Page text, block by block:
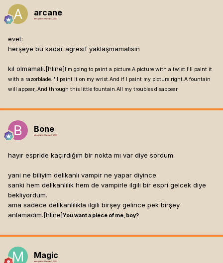
arcane
Mesaj tarihi: Haziran 3, 2003
evet:
herşeye bu kadar agresif yaklaşmamalısın
kıl olmamalı.[hline] I'm going to paint a picture.A picture with a twist.I'll paint it
with a razorblade.I'll paint it on my wrist.And if I paint my picture right.A fountain
will appear,.And through this little fountain.All my troubles disappear.
Bone
Mesaj tarihi: Haziran 3, 2003
hayır espride kaçırdığım bir nokta mı var diye sordum.
yani ne biliyim delikanlı vampir ne yapar diyince
sanki hem delikanlılık hem de vampirle ilgili bir espri gelcek diye
bekliyordum.
ama sadece delikanlılıkla ilgili birşey gelince pek birşey
anlamadım.[hline]You want a piece of me, boy?
Magic
Mesaj tarihi: Haziran 3, 2003